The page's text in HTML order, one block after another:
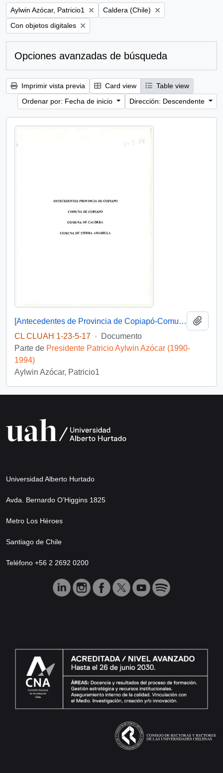
Remove filter:
Aylwin Azócar, Patricio1 Remove filter:
Caldera (Chile)
Remove filter:
Con objetos digitales
Opciones avanzadas de búsqueda
Imprimir vista previa Card view
Table view
Ordenar por: Fecha de inicio
Dirección: Descendente
[Antecedentes de Provincia de Copiapó-Comuna de Copiapó, Caldera. Tierra Amarilla].
CL CLUAH 1-23-5-17 ·
Documento
Parte de Presidente Patricio Aylwin Azócar (1990-
1994)
Aylwin Azócar, Patricio1
Universidad Alberto Hurtado
Avda. Bernardo O’Higgins 1825
Metro Los Héroes
Santiago de Chile
Teléfono +56 2 2692 0200